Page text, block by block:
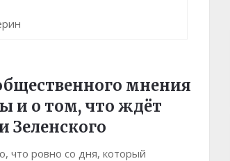
мнения
и о том, что ждёт
Зеленского
что ровно со дня, который